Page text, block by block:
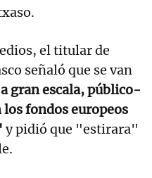
el titular de
señaló que se van
gran escala, público-
fondos europeos
y pidió que "estirara"